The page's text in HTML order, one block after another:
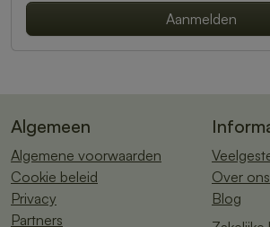
Aanmelden
Algemeen
Algemene voorwaarden
Cookie beleid
Privacy
Partners
Over ons
Blog